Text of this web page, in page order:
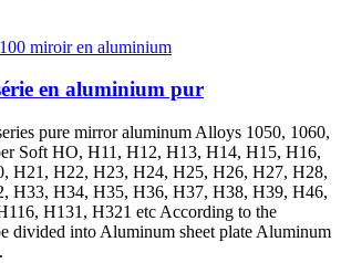
en aluminium pur
pure mirror aluminum Alloys 1050, 1060,
Soft HO, H11, H12, H13, H14, H15, H16,
H21, H22, H23, H24, H25, H26, H27, H28,
H33, H34, H35, H36, H37, H38, H39, H46,
H131, H321 etc According to the
divided into Aluminum sheet plate Aluminum